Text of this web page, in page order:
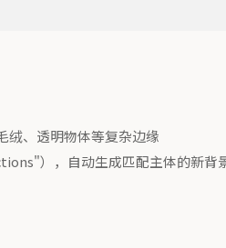
绒、透明物体等复杂边缘
），自动生成匹配主体的新背